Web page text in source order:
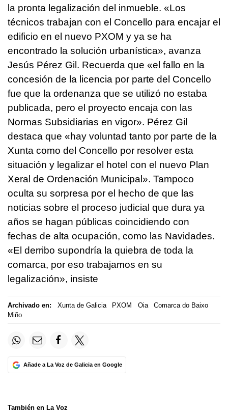
la pronta legalización del inmueble. «Los
técnicos trabajan con el Concello para encajar el
edificio en el nuevo PXOM y ya se ha
encontrado la solución urbanística», avanza
Jesús Pérez Gil. Recuerda que «el fallo en la
concesión de la licencia por parte del Concello
fue que la ordenanza que se utilizó no estaba
publicada, pero el proyecto encaja con las
Normas Subsidiarias en vigor». Pérez Gil
destaca que «hay voluntad tanto por parte de la
Xunta como del Concello por resolver esta
situación y legalizar el hotel con el nuevo Plan
Xeral de Ordenación Municipal». Tampoco
oculta su sorpresa por el hecho de que las
noticias sobre el proceso judicial que dura ya
años se hagan públicas coincidiendo con
fechas de alta ocupación, como las Navidades.
«El derribo supondría la quiebra de toda la
comarca, por eso trabajamos en su
legalización», insiste
Archivado en: Xunta de Galicia PXOM Oia
Comarca do Baixo
Miño
Añade a La Voz de Galicia en Google
También en La Voz